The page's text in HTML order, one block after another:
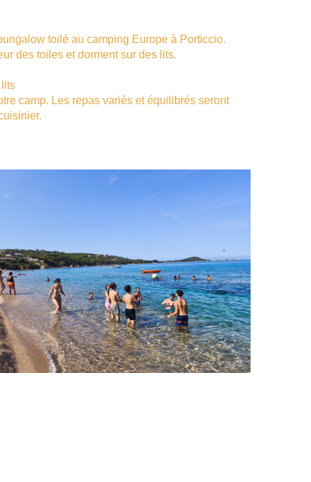
toilé au camping Europe à Porticcio.
des toiles et dorment sur des lits.
camp. Les repas variés et équilibrés seront